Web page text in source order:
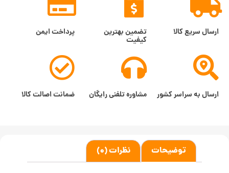
ارسال سریع کالا تضمین بهترین
کیفیت
پرداخت ایمن
ارسال به سراسر کشور مشاوره تلفنی رایگان ضمانت اصالت کالا
توضیحات نظرات (0)